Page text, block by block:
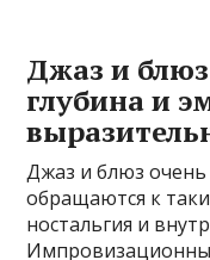
Джаз и
глубина и
Джаз и блюз
обращаются к
ностальгия и